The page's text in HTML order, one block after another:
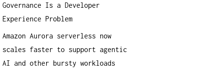
a
c
h
:
Governance Is a Developer
Experience Problem
Amazon Aurora serverless now
scales faster to support agentic
AI and other bursty workloads